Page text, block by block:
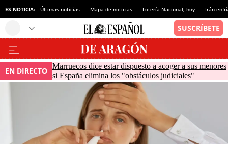
ES NOTICIA: Últimas noticias Mapa de noticias Lotería Nacional, hoy Irán
EN DIRECTO Marruecos dice estar dispuesto a acoger a sus menores
si España elimina los "obstáculos judiciales"